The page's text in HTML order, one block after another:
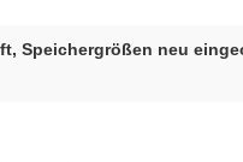
Speichergrößen neu